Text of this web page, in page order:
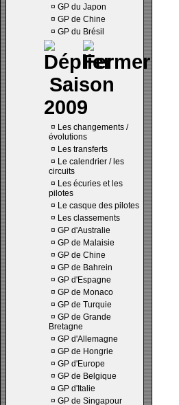
¤ GP du Japon
¤ GP de Chine
¤ GP du Brésil
Saison
2009
¤ Les changements /
évolutions
¤ Les transferts
¤ Le calendrier / les
circuits
¤ Les écuries et les
pilotes
¤ Le casque des pilotes
¤ Les classements
¤ GP d'Australie
¤ GP de Malaisie
¤ GP de Chine
¤ GP de Bahrein
¤ GP d'Espagne
¤ GP de Monaco
¤ GP de Turquie
¤ GP de Grande
Bretagne
¤ GP d'Allemagne
¤ GP de Hongrie
¤ GP d'Europe
¤ GP de Belgique
¤ GP d'Italie
¤ GP de Singapour